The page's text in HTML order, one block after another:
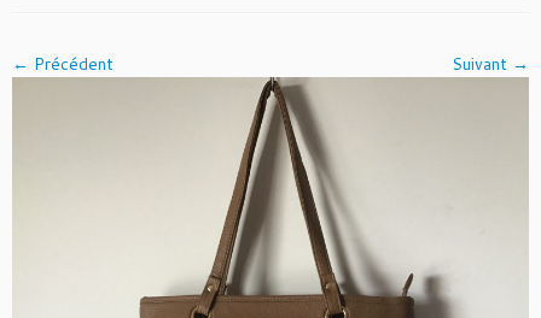
← Précédent Suivant →